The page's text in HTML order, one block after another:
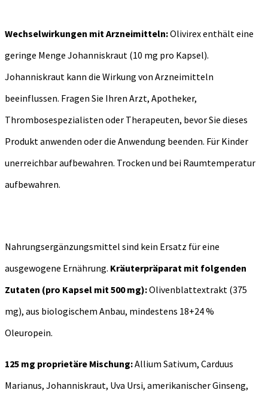
Wechselwirkungen mit Arzneimitteln:Olivirex enthält eine
geringe Menge Johanniskraut (10 mg pro Kapsel).
Johanniskraut kann die Wirkung von Arzneimitteln
beeinflussen. Fragen Sie Ihren Arzt, Apotheker,
Thrombosespezialisten oder Therapeuten, bevor Sie dieses
Produkt anwenden oder die Anwendung beenden. Für Kinder
unerreichbar aufbewahren. Trocken und bei Raumtemperatur
aufbewahren.
Nahrungsergänzungsmittel sind kein Ersatz für eine
ausgewogene Ernährung. Kräuterpräparat mit folgenden
Zutaten (pro Kapsel mit 500 mg):Olivenblattextrakt (375
mg), aus biologischem Anbau, mindestens 18+24 %
Oleuropein.
125 mg proprietäre Mischung:Allium Sativum, Carduus
Marianus, Johanniskraut, Uva Ursi, amerikanischer Ginseng,